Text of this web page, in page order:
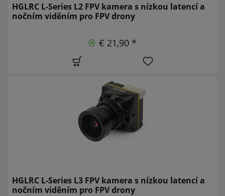
HGLRC L-Series L2 FPV kamera s nízkou latencí a
nočním viděním pro FPV drony
€ 21,90 *
HGLRC L-Series L3 FPV kamera s nízkou latencí a
nočním viděním pro FPV drony